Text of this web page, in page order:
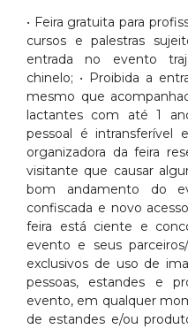
• Feira gratuita para
cursos e palestras
entrada no evento
chinelo; • Proibida a
mesmo que
lactantes com até 1
pessoal é intransferível
organizadora da feira
visitante que causar
bom andamento do
confiscada e novo
feira está ciente e
evento e seus
exclusivos de uso de
pessoas, estandes e
evento, em qualquer
de estandes e/ou